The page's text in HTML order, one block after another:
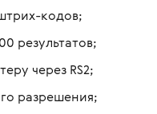
кодов;
результатов;
через RS2;
разрешения;